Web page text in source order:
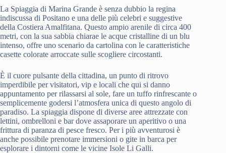
La Spiaggia di Marina Grande è senza dubbio la regina
indiscussa di Positano e una delle più celebri e suggestive
della Costiera Amalfitana. Questo ampio arenile di circa 400
metri, con la sua sabbia chiarae le acque cristalline di un blu
intenso, offre uno scenario da cartolina con le caratteristiche
casette colorate arroccate sulle scogliere circostanti.
È il cuore pulsante della cittadina, un punto di ritrovo
imperdibile per visitatori, vip e locali che qui si danno
appuntamento per rilassarsi al sole, fare un tuffo rinfrescante o
semplicemente godersi l’atmosfera unica di questo angolo di
paradiso. La spiaggia dispone di diverse aree attrezzate con
lettini, ombrelloni e bar dove assaporare un aperitivo o una
frittura di paranza di pesce fresco. Per i più avventurosi è
anche possibile prenotare immersioni o gite in barca per
esplorare i dintorni come le vicine Isole Li Galli.